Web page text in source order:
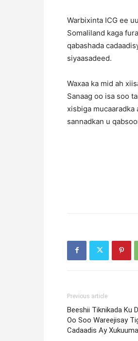
Warbixinta ICG ee
Somaliland kaga
qabashada
siyaasadeed.
Waxaa ka mid ah
Sanaag oo isa soo
xisbiga mucaaradka
sannadkan u
Previous article
Beeshii Tiknikada Ku
Oo Soo Wareejisay
Cadaadis Ay